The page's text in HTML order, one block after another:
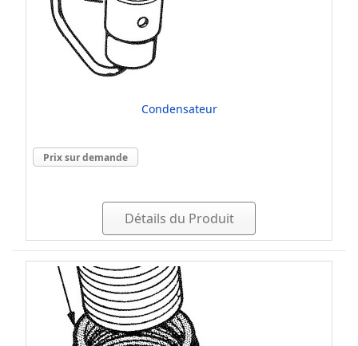
Condensateur
Prix sur demande
Détails du Produit